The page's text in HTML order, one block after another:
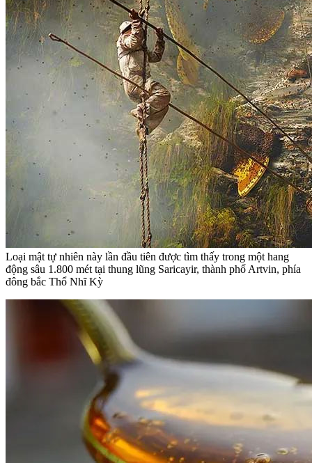
Loại mật tự nhiên này lần đầu tiên được tìm thấy trong một hang
động sâu 1.800 mét tại thung lũng Saricayir, thành phố Artvin, phía
đông bắc Thổ Nhĩ Kỳ